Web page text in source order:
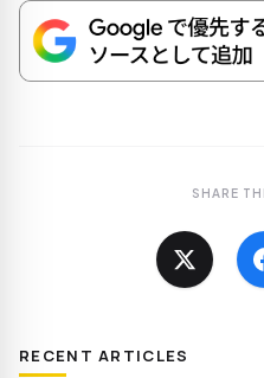
SHARE
RECENT ARTICLES